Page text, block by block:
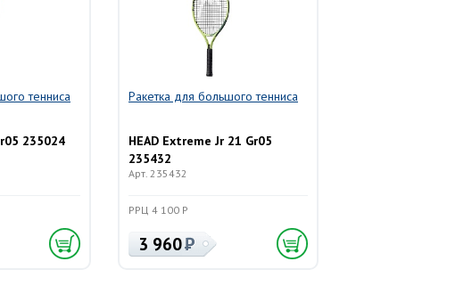
тенниса
235024
Ракетка для большого тенниса
HEAD Extreme Jr 21 Gr05
235432
Арт. 235432
РРЦ 4 100 Р
3 960